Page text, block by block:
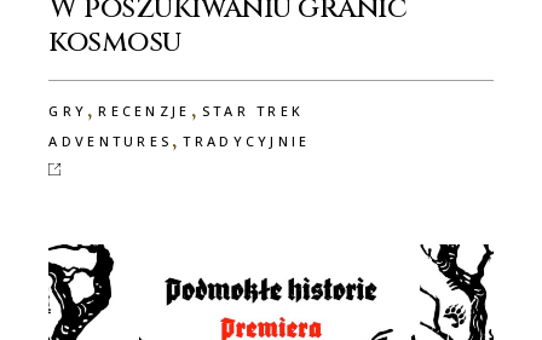
W poszukiwaniu granic
kosmosu
GRY ,RECENZJE , STAR TREK
ADVENTURES ,TRADYCYJNIE